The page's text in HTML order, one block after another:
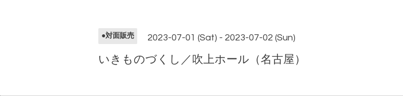
●対面販売 2023-07-01 (Sat) - 2023-07-02 (Sun)
いきものづくし／吹上ホール（名古屋）